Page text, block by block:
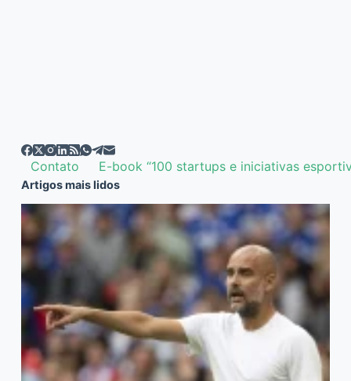
Contato E-book “100 startups e iniciativas
Artigos mais lidos